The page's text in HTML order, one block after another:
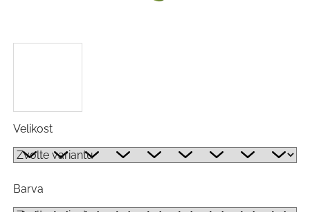
Velikost
Barva